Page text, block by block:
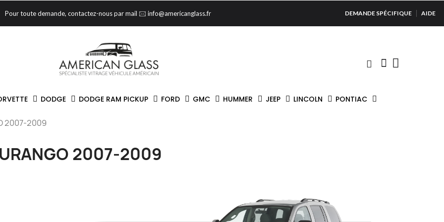
Pour toute demande, contactez-nous par mail 🖂 info@americanglass.fr DEMANDE SPÉCIFIQUE AIDE
DODGE DODGE RAM PICKUP FORD GMC HUMMER JEEP LINCOLN PONTIAC
2007-2009
2007-2009